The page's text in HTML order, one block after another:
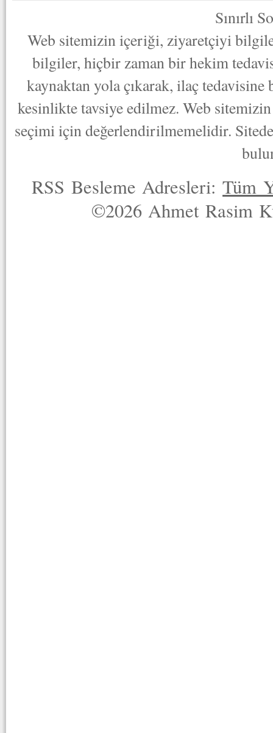
Sınırlı
Web sitemizin içeriği, ziyaretçiyi
bilgiler, hiçbir zaman bir hekim
kaynaktan yola çıkarak, ilaç
kesinlikte tavsiye edilmez. Web
seçimi için değerlendirilmemelidir.
RSS Besleme Adresleri:Tüm
©2026 Ahmet Rasim